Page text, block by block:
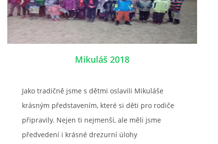
DĚKUJEME ZA PODPORU ČESKÉ UNIÍ SPORTU
JARNÍ BRIGÁDA 20.4 2024
PÁTEČNÍ KROUŽEK " ŠKOLA JEZDECTVÍ " BUDE ZAHÁJEN
PODZIMNÍ BRIGÁDA 9.11.2024
Mikuláš 2018
Jako tradičně jsme s dětmi oslavili Mikuláše
krásným představením, které si děti pro rodiče
připravily. Nejen ti nejmenší, ale měli jsme
předvedení i krásné drezurní úlohy